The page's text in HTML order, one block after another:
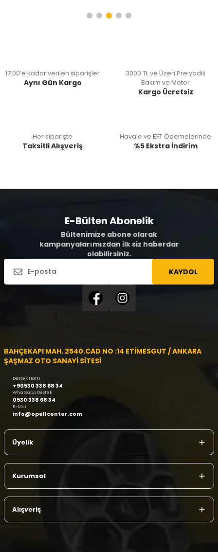
17:00’e kadar verilen siparişler
Aynı Gün Kargo
3000 TL ve Üzeri Preiyodik
Bakım ve Motor
Kargo Ücretsiz
Her siparişte
Taksitli Alışveriş
Havale ve EFT Ödemelerinde
%5 Ekstra İndirim
E-Bülten Abonelik
Bültenimize abone olarak
kampanyalarımızdan ilk siz haberdar
olabilirsiniz.
KAYDOL
BAHÇEKAPI MAH. 2540.CAD NO :14 ETİMESGUT / ANKARA
ŞAŞMAZ OTO SANAYİ SİTESİ
Destek Hattı
+90530 338 68 34
Whatsapp Destek
0530 338 68 34
E-Mail
info@opellcenter.com
Üyelik
Kurumsal
Alışveriş